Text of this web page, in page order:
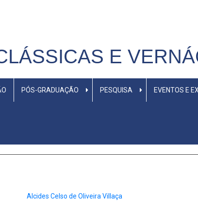
E
PÓS-GRADUAÇÃO PESQUISA EVENTOS E
Alcides Celso de Oliveira Villaça